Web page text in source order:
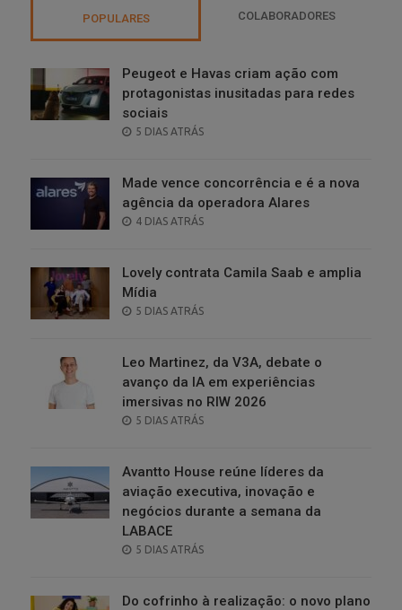
POPULARES COLABORADORES
Peugeot e Havas criam ação com
protagonistas inusitadas para redes
sociais
POSTED
5 DIAS ATRÁS
Made vence concorrência e é a nova
agência da operadora Alares
POSTED
4 DIAS ATRÁS
Lovely contrata Camila Saab e amplia
Mídia
POSTED
5 DIAS ATRÁS
Leo Martinez, da V3A, debate o
avanço da IA em experiências
imersivas no RIW 2026
POSTED
5 DIAS ATRÁS
Avantto House reúne líderes da
aviação executiva, inovação e
negócios durante a semana da
LABACE
POSTED
5 DIAS ATRÁS
Do cofrinho à realização: o novo plano